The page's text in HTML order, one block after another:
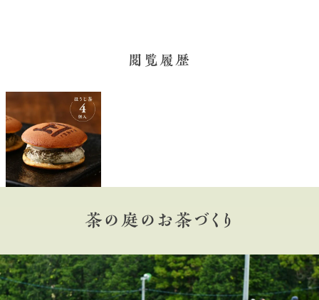
閲覧履歴
茶の庭のお茶づくり